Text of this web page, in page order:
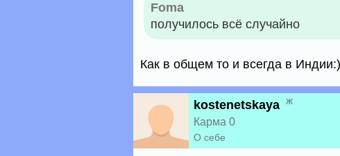
Foma
получилось всё случайно
Как в общем то и всегда в Индии:)
kostenetskaya ж
Карма 0
О себе